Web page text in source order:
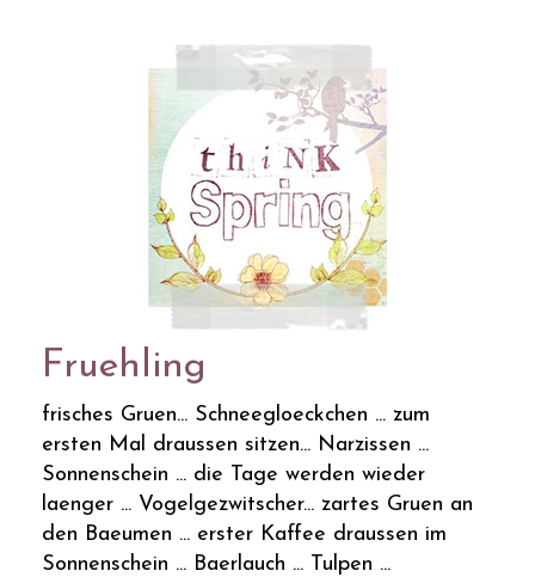
Fruehling
frisches Gruen... Schneegloeckchen ... zum
ersten Mal draussen sitzen... Narzissen ...
Sonnenschein ... die Tage werden wieder
laenger ... Vogelgezwitscher... zartes Gruen an
den Baeumen ... erster Kaffee draussen im
Sonnenschein ... Baerlauch ... Tulpen ...